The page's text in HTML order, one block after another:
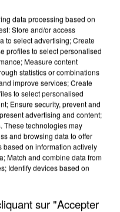
Voir plus
data processing based on
Store and/or access
to select advertising; Create
profiles to select personalised
Measure content
statistics or combinations
improve services; Create
to select personalised
Ensure security, prevent and
advertising and content;
These technologies may
and browsing data to offer
on information actively
Match and combine data from
Identify devices based on
sur "Accepter